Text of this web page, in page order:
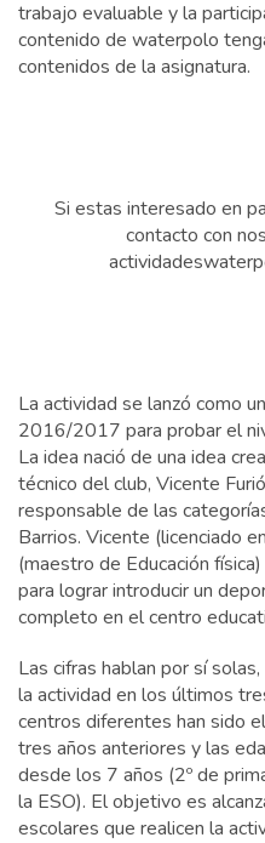
trabajo evaluable y la
contenido de waterpolo
contenidos de la asignatura.
Si estas interesado en
contacto con
La actividad se lanzó como
2016/2017 para probar el
La idea nació de una idea
técnico del club, Vicente
responsable de las
Barrios. Vicente (licenciado
(maestro de Educación
para lograr introducir un
completo en el centro
Las cifras hablan por sí
la actividad en los últimos
centros diferentes han sido
tres años anteriores y las
desde los 7 años (2º de
la ESO). El objetivo es
escolares que realicen la